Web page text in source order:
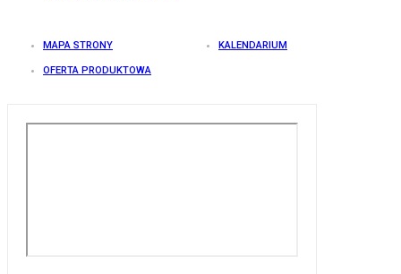
MAPA STRONY KALENDARIUM
OFERTA PRODUKTOWA